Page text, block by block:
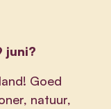
juni?
Goed
natuur,